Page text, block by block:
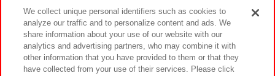
イベント・キャンペーン
We collect unique personal identifiers such as cookies to
analyze our traffic and to personalize content and ads. We
share information about your use of our website with our
analytics and advertising partners, who may combine it with
other information that you have provided to them or that they
have collected from your use of their services. Please click